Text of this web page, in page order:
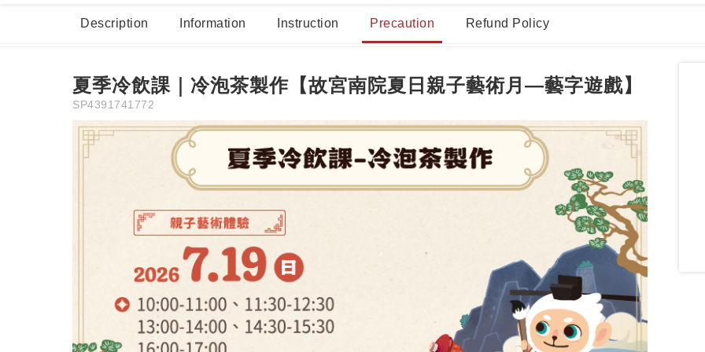
Visitor Voucher Educational Activities 龍藏經預約-常見問題
Description Information Instruction Precaution Refund Policy
夏季冷飲課｜冷泡茶製作【故宮南院夏日親子藝術月—藝字遊戲】
SP4391741772